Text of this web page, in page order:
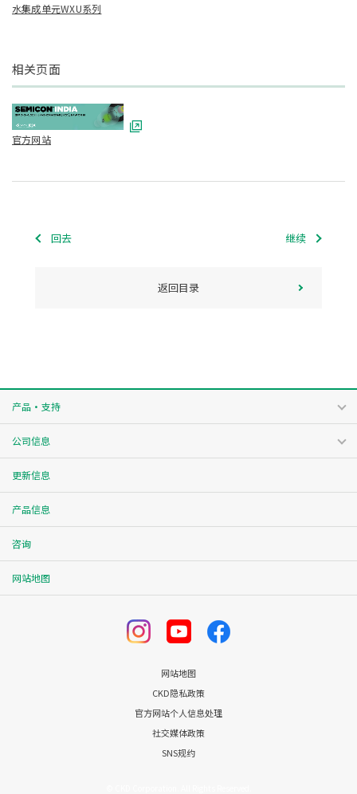
水集成单元WXU系列
相关页面
官方网站
回去 继续
返回目录
产品・支持
公司信息
更新信息
产品信息
咨询
网站地图
网站地图
CKD隐私政策
官方网站个人信息处理
社交媒体政策
SNS规约